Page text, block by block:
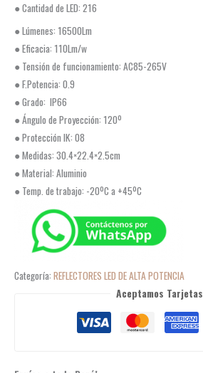
● Cantidad de LED: 216
● Lúmenes: 16500Lm
● Eficacia: 110Lm/w
● Tensión de funcionamiento: AC85-265V
● F.Potencia: 0.9
● Grado: IP66
● Ángulo de Proyección: 120º
● Protección IK: 08
● Medidas: 30.4×22.4×2.5cm
● Material: Aluminio
● Temp. de trabajo: -20ºC a +45ºC
Categoría: REFLECTORES LED DE ALTA POTENCIA
Aceptamos Tarjetas